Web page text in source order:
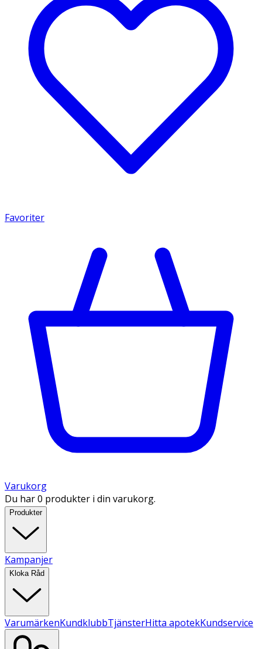
Favoriter
Varukorg
Du har 0 produkter i din varukorg.
Produkter
Kampanjer
Kloka Råd
VarumärkenKundklubbTjänsterHitta apotekKundservice